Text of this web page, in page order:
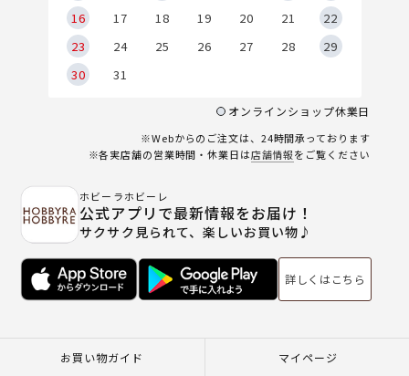
16
17 18 19 20 21
22
23
24 25 26 27 28
29
30
31
オンラインショップ休業日
※Webからのご注文は、24時間承っております
※各実店舗の営業時間・休業日は店舗情報をご覧ください
ホビーラホビーレ
公式アプリで最新情報をお届け！
サクサク見られて、楽しいお買い物♪
詳しくはこちら
お買い物ガイド マイページ